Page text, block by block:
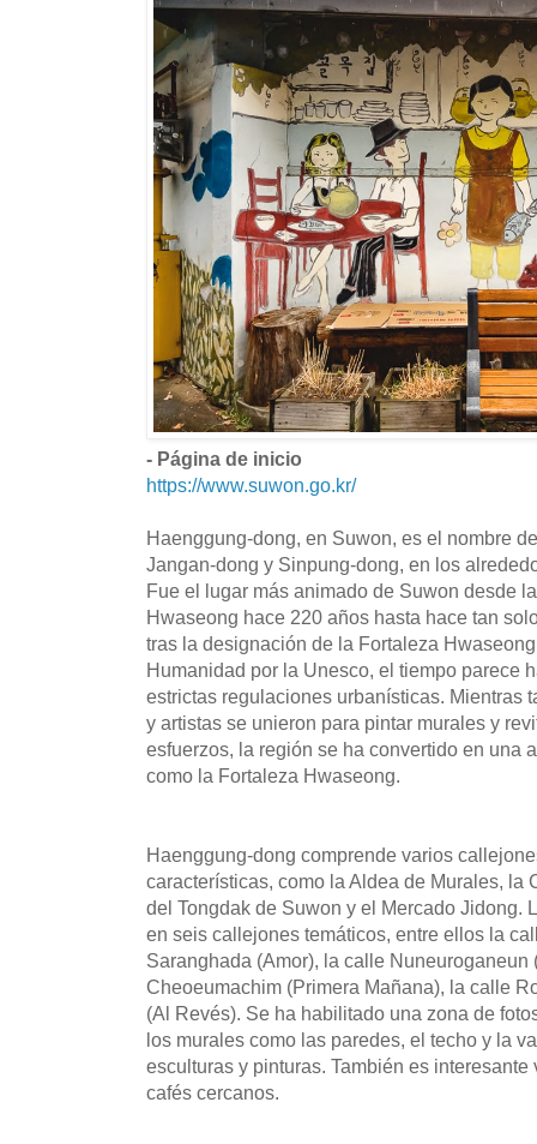
- Página de inicio
https://www.suwon.go.kr/
Haenggung-dong, en Suwon, es el nombre
Jangan-dong y Sinpung-dong, en los
Fue el lugar más animado de Suwon desde
Hwaseong hace 220 años hasta hace tan
tras la designación de la Fortaleza
Humanidad por la Unesco, el tiempo parece
estrictas regulaciones urbanísticas. Mientras
y artistas se unieron para pintar murales y
esfuerzos, la región se ha convertido en una
como la Fortaleza Hwaseong.
Haenggung-dong comprende varios
características, como la Aldea de Murales, la
del Tongdak de Suwon y el Mercado Jidong.
en seis callejones temáticos, entre ellos la
Saranghada (Amor), la calle
Cheoeumachim (Primera Mañana), la calle
(Al Revés). Se ha habilitado una zona de
los murales como las paredes, el techo y la
esculturas y pinturas. También es
cafés cercanos.